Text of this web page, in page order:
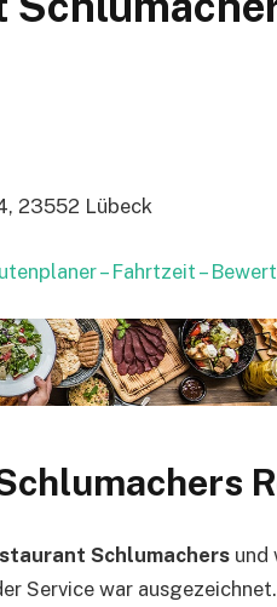
23552 Lübeck
– Fahrtzeit –
Schlumachers und
Service war